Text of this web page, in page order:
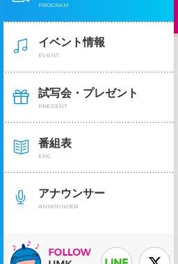
PROGRAM
イベント情報
EVENT
試写会・プレゼント
PRESENT
番組表
EPG
アナウンサー
ANNOUNCER